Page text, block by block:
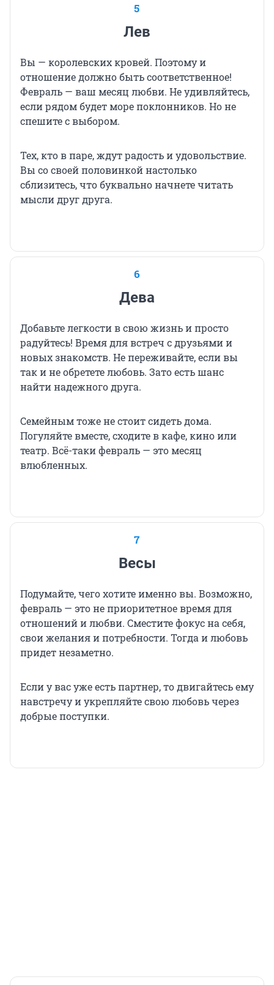
5
Лев
Вы — королевских кровей. Поэтому и
отношение должно быть соответственное!
Февраль — ваш месяц любви. Не удивляйтесь,
если рядом будет море поклонников. Но не
спешите с выбором.
Тех, кто в паре, ждут радость и удовольствие.
Вы со своей половинкой настолько
сблизитесь, что буквально начнете читать
мысли друг друга.
6
Дева
Добавьте легкости в свою жизнь и просто
радуйтесь! Время для встреч с друзьями и
новых знакомств. Не переживайте, если вы
так и не обретете любовь. Зато есть шанс
найти надежного друга.
Семейным тоже не стоит сидеть дома.
Погуляйте вместе, сходите в кафе, кино или
театр. Всё-таки февраль — это месяц
влюбленных.
7
Весы
Подумайте, чего хотите именно вы. Возможно,
февраль — это не приоритетное время для
отношений и любви. Сместите фокус на себя,
свои желания и потребности. Тогда и любовь
придет незаметно.
Если у вас уже есть партнер, то двигайтесь ему
навстречу и укрепляйте свою любовь через
добрые поступки.